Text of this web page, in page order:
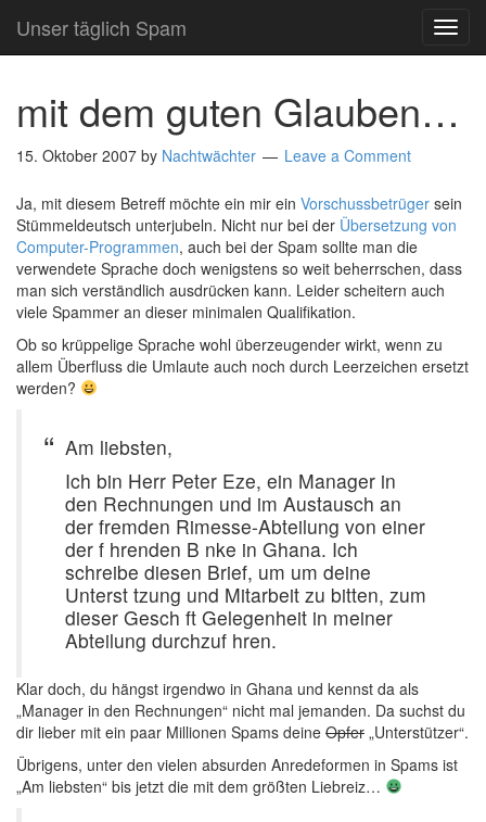
Unser täglich Spam
mit dem guten Glauben…
15. Oktober 2007 by Nachtwächter Leave a Comment
Ja, mit diesem Betreff möchte ein mir ein Vorschussbetrüger sein
Stümmeldeutsch unterjubeln. Nicht nur bei der Übersetzung von
Computer-Programmen, auch bei der Spam sollte man die
verwendete Sprache doch wenigstens so weit beherrschen, dass
man sich verständlich ausdrücken kann. Leider scheitern auch
viele Spammer an dieser minimalen Qualifikation.
Ob so krüppelige Sprache wohl überzeugender wirkt, wenn zu
allem Überfluss die Umlaute auch noch durch Leerzeichen ersetzt
werden?
Am liebsten,
Ich bin Herr Peter Eze, ein Manager in
den Rechnungen und im Austausch an
der fremden Rimesse-Abteilung von einer
der f hrenden B nke in Ghana. Ich
schreibe diesen Brief, um um deine
Unterst tzung und Mitarbeit zu bitten, zum
dieser Gesch ft Gelegenheit in meiner
Abteilung durchzuf hren.
Klar doch, du hängst irgendwo in Ghana und kennst da als
„Manager in den Rechnungen“ nicht mal jemanden. Da suchst du
dir lieber mit ein paar Millionen Spams deine Opfer „Unterstützer“.
Übrigens, unter den vielen absurden Anredeformen in Spams ist
„Am liebsten“ bis jetzt die mit dem größten Liebreiz…